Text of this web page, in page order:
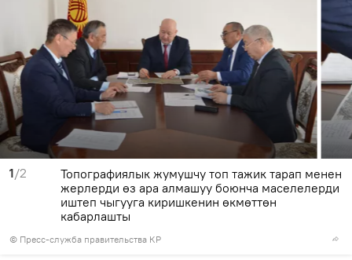
1/2
© Пресс-служба правительства КР
Топографиялык жумушчу топ тажик тарап менен
жерлерди өз ара алмашуу боюнча маселелерди
иштеп чыгууга киришкенин өкмөттөн
кабарлашты